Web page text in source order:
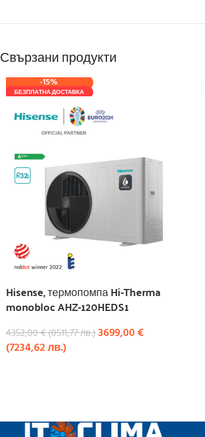
Свързани продукти
-15%
БЕЗПЛАТНА ДОСТАВКА
Hisense, термопомпа Hi-Therma
monobloc AHZ-120HEDS1
4352,00€(8511,77лв.)3699,00€
(7234,62лв.)